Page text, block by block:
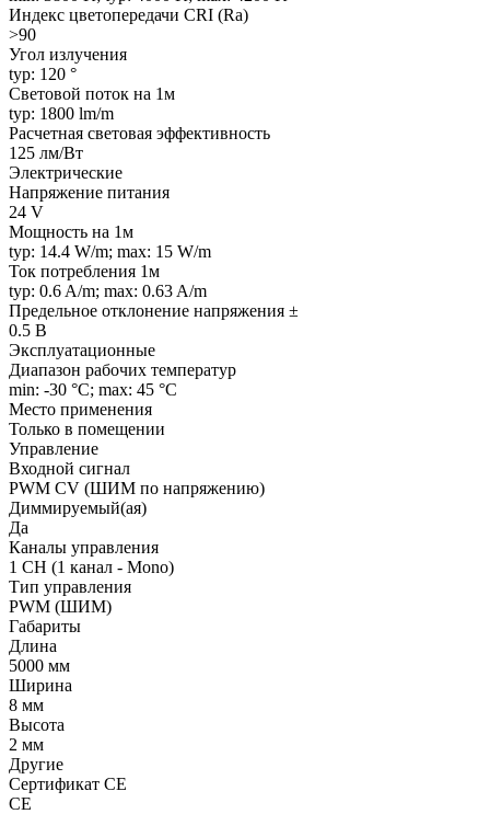
Индекс цветопередачи CRI (Ra)
>90
Угол излучения
typ: 120 °
Световой поток на 1м
typ: 1800 lm/m
Расчетная световая эффективность
125 лм/Вт
Электрические
Напряжение питания
24 V
Мощность на 1м
typ: 14.4 W/m; max: 15 W/m
Ток потребления 1м
typ: 0.6 A/m; max: 0.63 A/m
Предельное отклонение напряжения ±
0.5 В
Эксплуатационные
Диапазон рабочих температур
min: -30 °C; max: 45 °C
Место применения
Только в помещении
Управление
Входной сигнал
PWM СV (ШИМ по напряжению)
Диммируемый(ая)
Да
Каналы управления
1 CH (1 канал - Mono)
Тип управления
PWM (ШИМ)
Габариты
Длина
5000 мм
Ширина
8 мм
Высота
2 мм
Другие
Сертификат CE
CE